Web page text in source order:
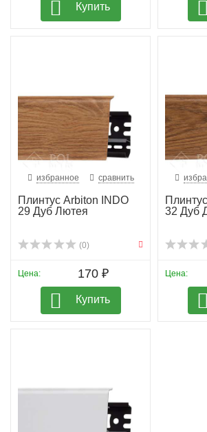
Купить
избранное сравнить
Плинтус Arbiton INDO
29 Дуб Лютея
(0)
Цена: 170 ₽
Купить
32 Дуб
Цена: